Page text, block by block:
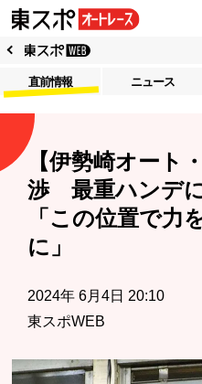
直前情報 ニュース
【伊勢崎オート
渉 最重ハンデ
「この位置で力
に」
2024年 6月4日 20:10
東スポWEB